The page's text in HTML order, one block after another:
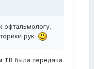
офтальмологу,
рук.
ТВ была передача